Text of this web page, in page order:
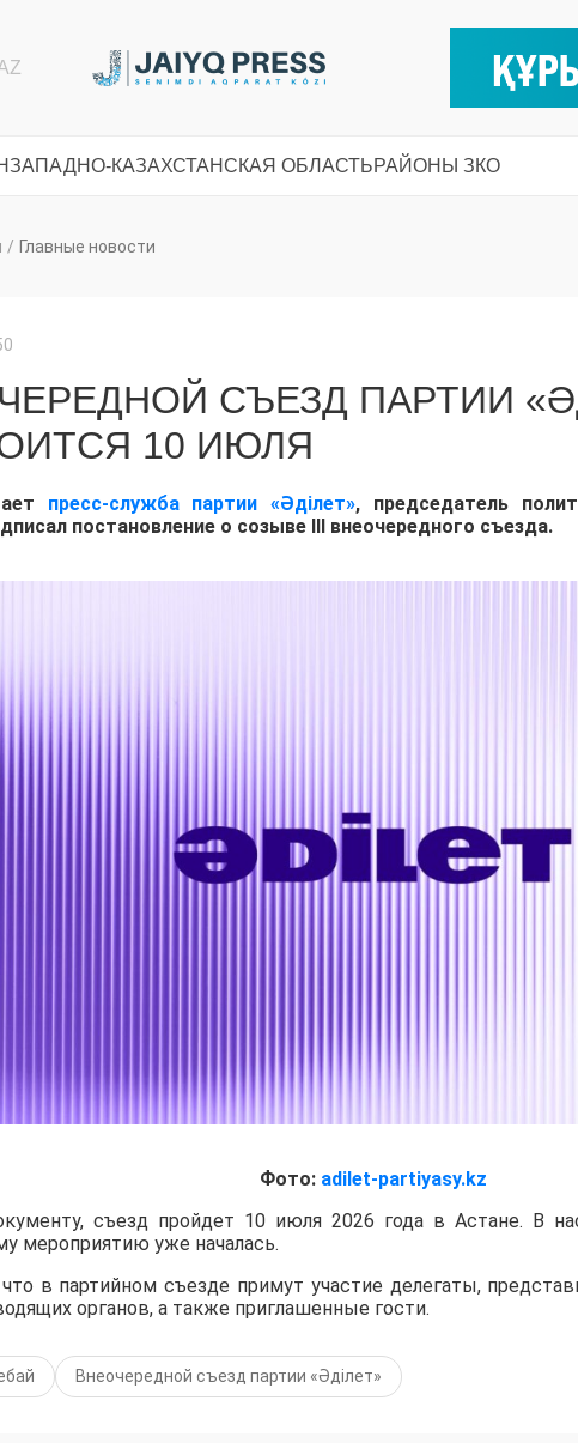
ЗАПАДНО-КАЗАХСТАНСКАЯ ОБЛАСТЬРАЙОНЫ ЗКО
/ Главные новости
СЪЕЗД ПАРТИИ
10 ИЮЛЯ
пресс-служба партии «Әділет», председатель
постановление о созыве III внеочередного съезда.
Фото: adilet-partiyasy.kz
съезд пройдет 10 июля 2026 года в Астане. В
мероприятию уже началась.
в партийном съезде примут участие делегаты,
органов, а также приглашенные гости.
Внеочередной съезд партии «Әділет»